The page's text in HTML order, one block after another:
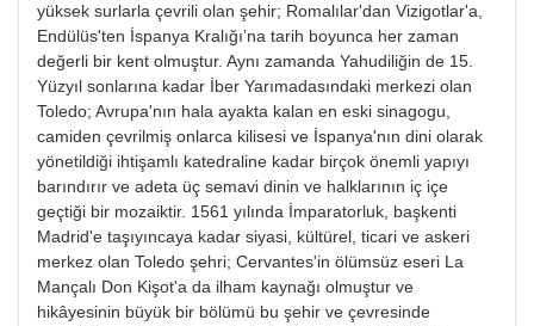
yüksek surlarla çevrili olan şehir; Romalılar'dan Vizigotlar'a,
Endülüs'ten İspanya Kralığı’na tarih boyunca her zaman
değerli bir kent olmuştur. Aynı zamanda Yahudiliğin de 15.
Yüzyıl sonlarına kadar İber Yarımadasındaki merkezi olan
Toledo; Avrupa'nın hala ayakta kalan en eski sinagogu,
camiden çevrilmiş onlarca kilisesi ve İspanya'nın dini olarak
yönetildiği ihtişamlı katedraline kadar birçok önemli yapıyı
barındırır ve adeta üç semavi dinin ve halklarının iç içe
geçtiği bir mozaiktir. 1561 yılında İmparatorluk, başkenti
Madrid'e taşıyıncaya kadar siyasi, kültürel, ticari ve askeri
merkez olan Toledo şehri; Cervantes'in ölümsüz eseri La
Mançalı Don Kişot'a da ilham kaynağı olmuştur ve
hikâyesinin büyük bir bölümü bu şehir ve çevresinde